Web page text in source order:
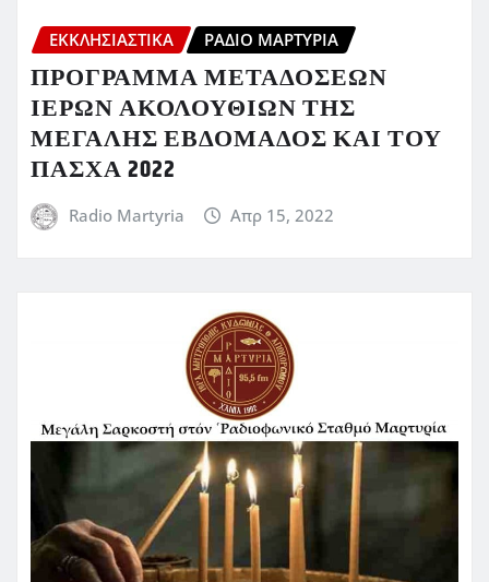
ΕΚΚΛΗΣΙΑΣΤΙΚΆ ΡΆΔΙΟ ΜΑΡΤΥΡΊΑ
ΠΡΟΓΡΑΜΜΑ ΜΕΤΑΔΟΣΕΩΝ
ΙΕΡΩΝ ΑΚΟΛΟΥΘΙΩΝ ΤΗΣ
ΜΕΓΑΛΗΣ ΕΒΔΟΜΑΔΟΣ ΚΑΙ ΤΟΥ
ΠΑΣΧΑ 2022
Radio Martyria Απρ 15, 2022